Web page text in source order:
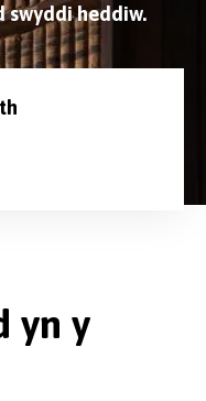
swyddi heddiw.
yn y